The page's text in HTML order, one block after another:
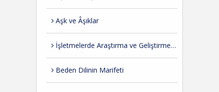
Aşk ve Âşıklar
İşletmelerde Araştırma ve Geliştirme İhtiyacı
Beden Dilinin Marifeti